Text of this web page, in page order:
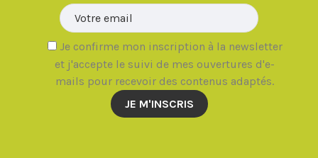
Veuillez
Je confirme mon inscription à la newsletter
et j'accepte le suivi de mes ouvertures d'e-
mails pour recevoir des contenus adaptés.